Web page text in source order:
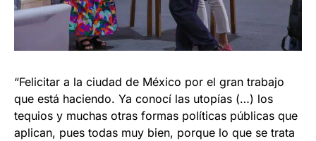
“Felicitar a la ciudad de México por el gran trabajo
que está haciendo. Ya conocí las utopías (…) los
tequios y muchas otras formas políticas públicas que
aplican, pues todas muy bien, porque lo que se trata